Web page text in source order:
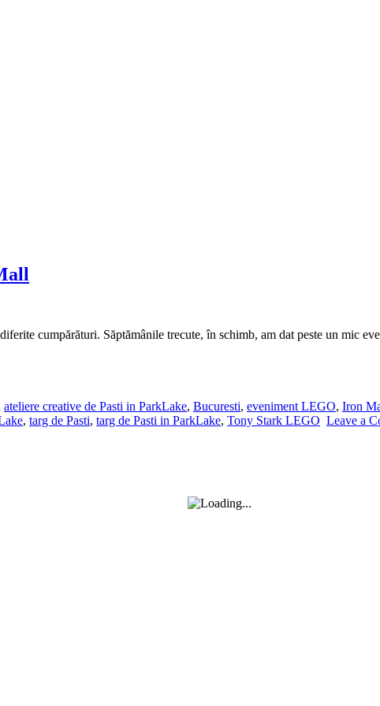
cumpărături. Săptămânile trecute, în schimb, am dat peste un mic
ateliere creative de Pasti in ParkLake, Bucuresti, eveniment LEGO, Iron
, targ de Pasti, targ de Pasti in ParkLake, Tony Stark LEGO Leave a